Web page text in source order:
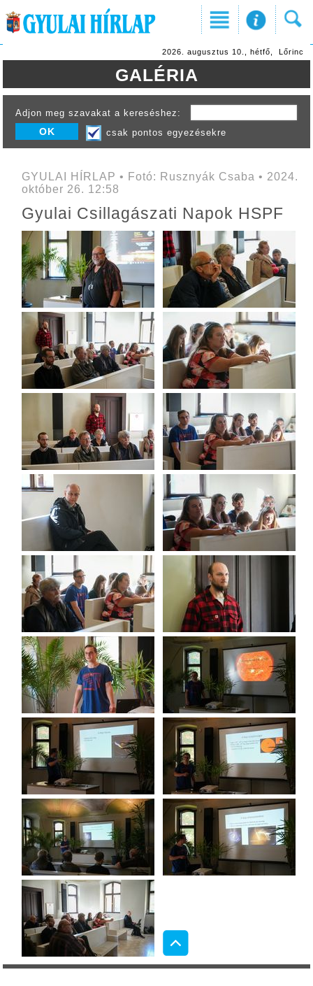
2026. augusztus 10., hétfő, Lőrinc
GALÉRIA
Adjon meg szavakat a kereséshez:
csak pontos egyezésekre
GYULAI HÍRLAP • Fotó: Rusznyák Csaba • 2024.
október 26. 12:58
Gyulai Csillagászati Napok HSPF